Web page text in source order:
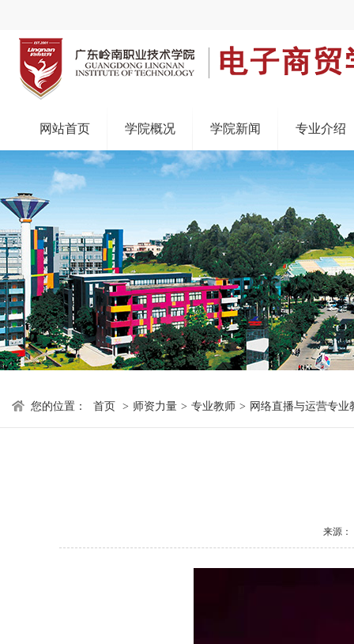
网站首页 学院概况 学院新闻 专业介绍
您的位置： 首页 > 师资力量 > 专业教师 > 网络直播与运营专业
来源：